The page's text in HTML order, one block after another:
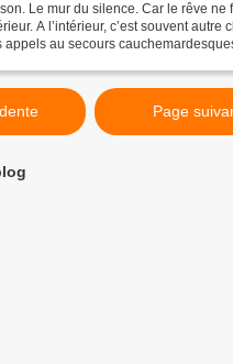
Le mur du silence. Car le rêve ne
A l’intérieur, c’est souvent autre
appels au secours
Page